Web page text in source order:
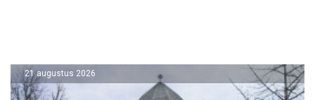
21 augustus 2026